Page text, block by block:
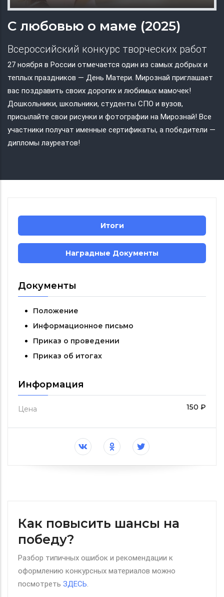
С любовью о маме (2025)
Всероссийский конкурс творческих работ
27 ноября в России отмечается один из самых добрых и
теплых праздников ― День Матери. Мирознай приглашает
вас поздравить своих дорогих и любимых мамочек!
Дошкольники, школьники, студенты СПО и вузов,
присылайте свои рисунки и фотографии на Мирознай! Все
участники получат именные сертификаты, а победители ―
дипломы лауреатов!
Итоги
Наградные Документы
Документы
Положение
Информационное письмо
Приказ о проведении
Приказ об итогах
Информация
Цена 150 ₽
Как повысить шансы на
победу?
Разбор типичных ошибок и рекомендации к
оформлению конкурсных материалов можно
посмотреть ЗДЕСЬ.